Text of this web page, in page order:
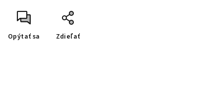
Opýtať sa Zdieľať